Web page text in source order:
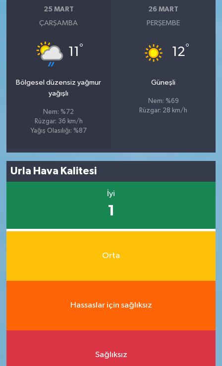
25 MART
ÇARŞAMBA
11 °
Bölgesel düzensiz yağmur
yağışlı
Nem: %72
Rüzgar: 36 km/h
Yağış Olasılığı: %87
26 MART
PERŞEMBE
12°
Güneşli
Nem: %69
Rüzgar: 28 km/h
Urla Hava Kalitesi
İyi
1
Orta
Hassaslar için sağlıksız
Sağlıksız